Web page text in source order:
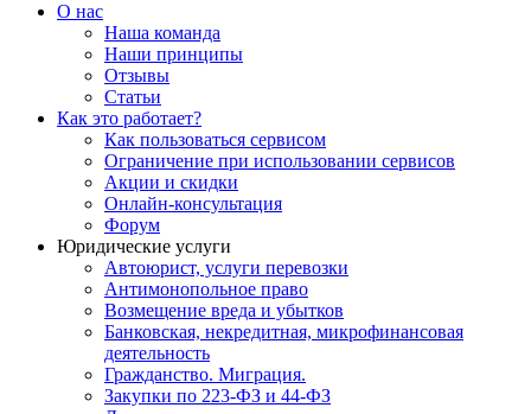
О нас
Наша команда
Наши принципы
Отзывы
Статьи
Как это работает?
Как пользоваться сервисом
Ограничение при использовании сервисов
Акции и скидки
Онлайн-консультация
Форум
Юридические услуги
Автоюрист, услуги перевозки
Антимонопольное право
Возмещение вреда и убытков
Банковская, некредитная, микрофинансовая
деятельность
Гражданство. Миграция.
Закупки по 223-ФЗ и 44-ФЗ